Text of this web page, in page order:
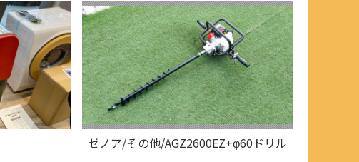
ゼノア/その他/AGZ2600EZ+φ60ドリル